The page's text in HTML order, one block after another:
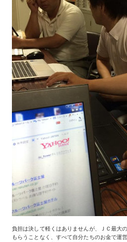
負担は決して軽くはありませんが、ＪＣ最大
もらうことなく、すべて自分たちのお金で運